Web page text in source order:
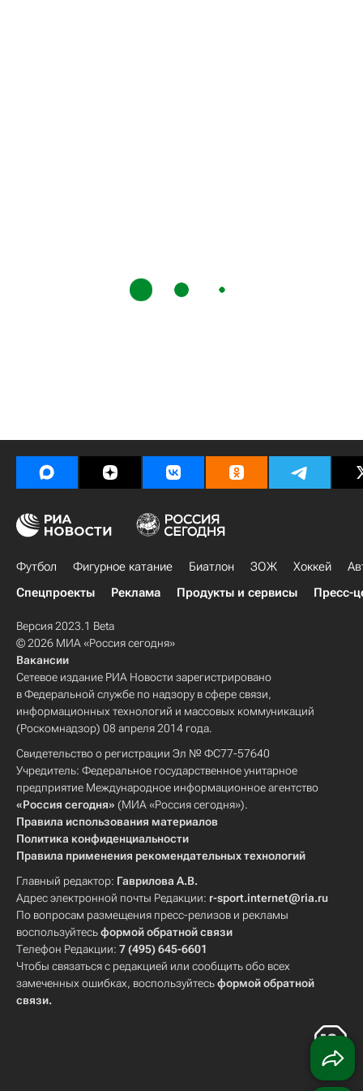
Футбол Фигурное катание Биатлон ЗОЖ Хоккей
Спецпроекты
Реклама Продукты и сервисы Пресс-
Версия 2023.1 Beta
© 2026 МИА «Россия сегодня»
Вакансии
Сетевое издание РИА Новости зарегистрировано
в Федеральной службе по надзору в сфере связи,
информационных технологий и массовых коммуникаций
(Роскомнадзор) 08 апреля 2014 года.
Свидетельство о регистрации Эл № ФС77-57640
Учредитель: Федеральное государственное унитарное
предприятие Международное информационное агентство
«Россия сегодня» (МИА «Россия сегодня»).
Правила использования материалов
Политика конфиденциальности
Правила применения рекомендательных технологий
Главный редактор: Гаврилова А.В.
Адрес электронной почты Редакции: r-sport.internet@ria.ru
По вопросам размещения пресс-релизов и рекламы
воспользуйтесьформой обратной связи
Телефон Редакции: 7 (495) 645-6601
Чтобы связаться с редакцией или сообщить обо всех
замеченных ошибках, воспользуйтесьформой обратной
связи.